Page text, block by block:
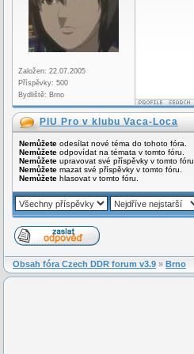
Založen: 22.07.2005
Příspěvky: 500
Bydliště: Brno
PIU Pro v klubu Vaca-Loca
Nemůžete odesílat nové téma do tohoto fóra.
Nemůžete odpovídat na témata v tomto fóru.
Nemůžete upravovat své příspěvky v tomto fóru.
Nemůžete mazat své příspěvky v tomto fóru.
Nemůžete hlasovat v tomto fóru.
Obsah fóra Czech DDR forum v3.9 » Brno